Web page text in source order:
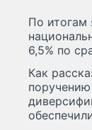
По итогам
6,5% по
Как